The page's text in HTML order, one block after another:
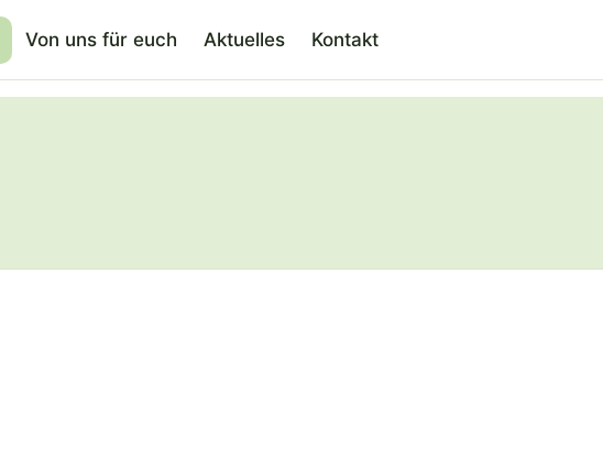
Von uns für euch Aktuelles Kontakt